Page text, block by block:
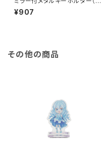
ウンド） マットシルバー MG
¥907
その他の商品